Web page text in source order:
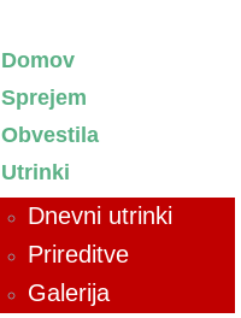
Domov
Sprejem
Obvestila
Utrinki
Dnevni utrinki
Prireditve
Galerija